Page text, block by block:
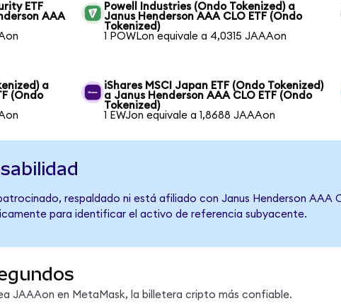
ETF
AAA
Powell Industries (Ondo Tokenized) a
Janus Henderson AAA CLO ETF (Ondo
Tokenized)
1 POWLon equivale a 4,0315 JAAAon
a
(Ondo
iShares MSCI Japan ETF (Ondo Tokenized)
a Janus Henderson AAA CLO ETF (Ondo
Tokenized)
1 EWJon equivale a 1,8688 JAAAon
respaldado ni está afiliado con Janus Henderson AAA
para identificar el activo de referencia subyacente.
JAAAon en MetaMask, la billetera cripto más confiable.